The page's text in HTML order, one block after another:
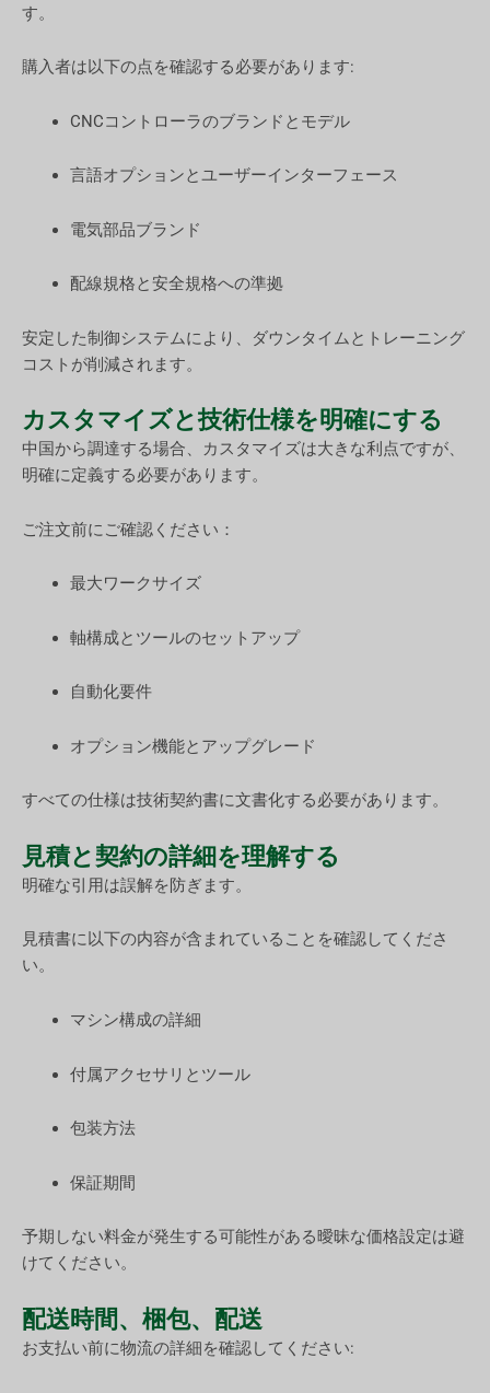
す。
購入者は以下の点を確認する必要があります:
CNCコントローラのブランドとモデル
言語オプションとユーザーインターフェース
電気部品ブランド
配線規格と安全規格への準拠
安定した制御システムにより、ダウンタイムとトレーニング
コストが削減されます。
カスタマイズと技術仕様を明確にする
中国から調達する場合、カスタマイズは大きな利点ですが、
明確に定義する必要があります。
ご注文前にご確認ください：
最大ワークサイズ
軸構成とツールのセットアップ
自動化要件
オプション機能とアップグレード
すべての仕様は技術契約書に文書化する必要があります。
見積と契約の詳細を理解する
明確な引用は誤解を防ぎます。
見積書に以下の内容が含まれていることを確認してくださ
い。
マシン構成の詳細
付属アクセサリとツール
包装方法
保証期間
予期しない料金が発生する可能性がある曖昧な価格設定は避
けてください。
配送時間、梱包、配送
お支払い前に物流の詳細を確認してください: